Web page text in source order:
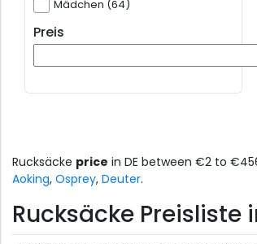
Mädchen (64)
Preis
Rucksäcke price in DE between €2 to
Aoking, Osprey, Deuter.
Rucksäcke Preisliste